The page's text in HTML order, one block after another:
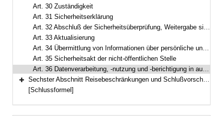
Art. 30 Zuständigkeit
Art. 31 Sicherheitserklärung
Art. 32 Abschluß der Sicherheitsüberprüfung, Weitergabe sicherheitserheblicher Erkenntnisse
Art. 33 Aktualisierung
Art. 34 Übermittlung von Informationen über persönliche und arbeitsrechtliche Verhältnisse
Art. 35 Sicherheitsakt der nicht-öffentlichen Stelle
Art. 36 Datenverarbeitung, -nutzung und -berichtigung in automatisierten Dateien
Bereich erweitern
Sechster Abschnitt Reisebeschränkungen und Schlußvorschriften (Art. 37–42)
[Schlussformel]